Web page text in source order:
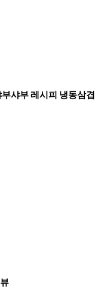
샤부 레시피 냉동삼겹